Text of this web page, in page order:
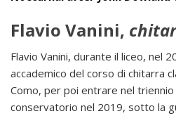
Flavio Vanini,
Flavio Vanini, durante il liceo, nel
accademico del corso di chitarra
Como, per poi entrare nel
conservatorio nel 2019, sotto la